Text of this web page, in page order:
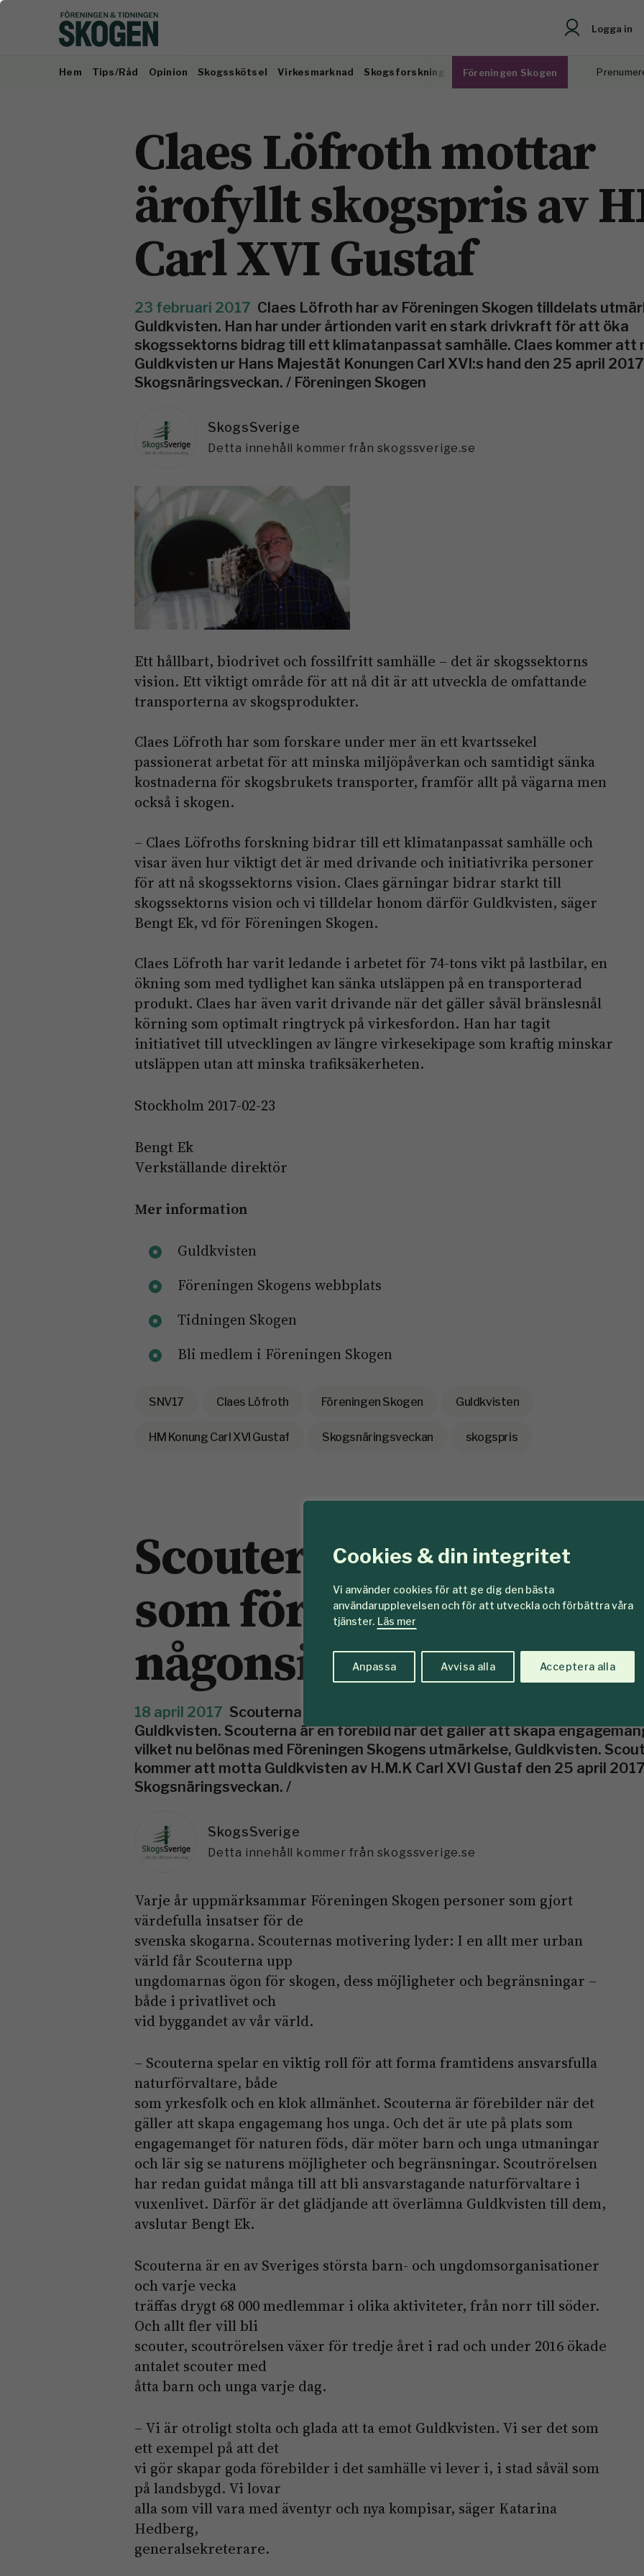
Cookies & din integritet
Vi använder cookies för att ge dig den bästa
användarupplevelsen och för att utveckla och förbättra våra
tjänster. Läs mer
Anpassa Avvisa alla Acceptera alla
Logga in
Hem Tips/Råd Opinion Skogsskötsel Virkesmarknad Skogsforskning Föreningen Skogen
Claes Löfroth mottar
ärofyllt skogspris av
Carl XVI Gustaf
23 februari 2017 Claes Löfroth har av Föreningen Skogen tilldelats
Guldkvisten. Han har under årtionden varit en stark drivkraft för att öka
skogssektorns bidrag till ett klimatanpassat samhälle. Claes kommer att
Guldkvisten ur Hans Majestät Konungen Carl XVI:s hand den 25 april
Skogsnäringsveckan. / Föreningen Skogen
SkogsSverige
Detta innehåll kommer från skogssverige.se
Ett hållbart, biodrivet och fossilfritt samhälle – det är skogssektorns
vision. Ett viktigt område för att nå dit är att utveckla de omfattande
transporterna av skogsprodukter.
Claes Löfroth har som forskare under mer än ett kvartssekel
passionerat arbetat för att minska miljöpåverkan och samtidigt sänka
kostnaderna för skogsbrukets transporter, framför allt på vägarna men
också i skogen.
– Claes Löfroths forskning bidrar till ett klimatanpassat samhälle och
visar även hur viktigt det är med drivande och initiativrika personer
för att nå skogssektorns vision. Claes gärningar bidrar starkt till
skogssektorns vision och vi tilldelar honom därför Guldkvisten, säger
Bengt Ek, vd för Föreningen Skogen.
Claes Löfroth har varit ledande i arbetet för 74-tons vikt på lastbilar, en
ökning som med tydlighet kan sänka utsläppen på en transporterad
produkt. Claes har även varit drivande när det gäller såväl bränslesnål
körning som optimalt ringtryck på virkesfordon. Han har tagit
initiativet till utvecklingen av längre virkesekipage som kraftig minskar
utsläppen utan att minska trafiksäkerheten.
Stockholm 2017-02-23
Bengt Ek
Verkställande direktör
Mer information
Guldkvisten
Föreningen Skogens webbplats
Tidningen Skogen
Bli medlem i Föreningen Skogen
SNV17 Claes Löfroth Föreningen Skogen Guldkvisten
HM Konung Carl XVI Gustaf Skogsnäringsveckan skogspris
Scouterna får
som första
någonsin
18 april 2017 Scouterna har som första organisation någonsin tilldelats
Guldkvisten. Scouterna är en förebild när det gäller att skapa
vilket nu belönas med Föreningen Skogens utmärkelse, Guldkvisten.
kommer att motta Guldkvisten av H.M.K Carl XVI Gustaf den 25 april
Skogsnäringsveckan. /
SkogsSverige
Detta innehåll kommer från skogssverige.se
Varje år uppmärksammar Föreningen Skogen personer som gjort
värdefulla insatser för de
svenska skogarna. Scouternas motivering lyder: I en allt mer urban
värld får Scouterna upp
ungdomarnas ögon för skogen, dess möjligheter och begränsningar –
både i privatlivet och
vid byggandet av vår värld.
– Scouterna spelar en viktig roll för att forma framtidens ansvarsfulla
naturförvaltare, både
som yrkesfolk och en klok allmänhet. Scouterna är förebilder när det
gäller att skapa engagemang hos unga. Och det är ute på plats som
engagemanget för naturen föds, där möter barn och unga utmaningar
och lär sig se naturens möjligheter och begränsningar. Scoutrörelsen
har redan guidat många till att bli ansvarstagande naturförvaltare i
vuxenlivet. Därför är det glädjande att överlämna Guldkvisten till dem,
avslutar Bengt Ek.
Scouterna är en av Sveriges största barn-­ och ungdomsorganisationer
och varje vecka
träffas drygt 68 000 medlemmar i olika aktiviteter, från norr till söder.
Och allt fler vill bli
scouter, scoutrörelsen växer för tredje året i rad och under 2016 ökade
antalet scouter med
åtta barn och unga varje dag.
– Vi är otroligt stolta och glada att ta emot Guldkvisten. Vi ser det som
ett exempel på att det
vi gör skapar goda förebilder i det samhälle vi lever i, i stad såväl som
på landsbygd. Vi lovar
alla som vill vara med äventyr och nya kompisar, säger Katarina
Hedberg,
generalsekreterare.